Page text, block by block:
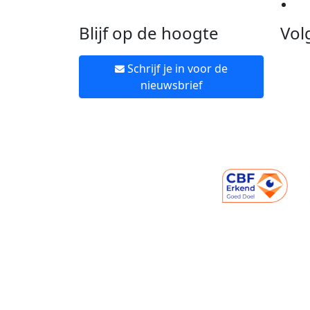
Blijf op de hoogte
Schrijf je in voor de
nieuwsbrief